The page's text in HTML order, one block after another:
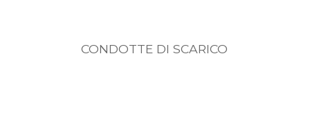
CONDOTTE DI SCARICO